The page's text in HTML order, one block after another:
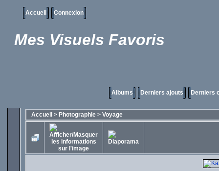
Accueil Connexion
Mes Visuels Favoris
Albums Derniers ajouts Derniers
Accueil > Photographie > Voyage